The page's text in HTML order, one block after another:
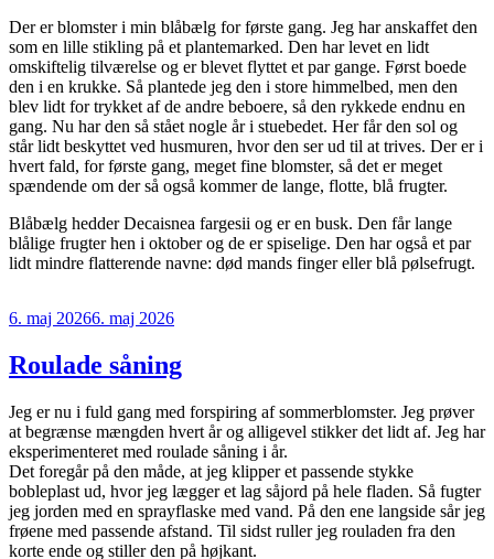
Der er blomster i min blåbælg for første gang. Jeg har anskaffet den
som en lille stikling på et plantemarked. Den har levet en lidt
omskiftelig tilværelse og er blevet flyttet et par gange. Først boede
den i en krukke. Så plantede jeg den i store himmelbed, men den
blev lidt for trykket af de andre beboere, så den rykkede endnu en
gang. Nu har den så stået nogle år i stuebedet. Her får den sol og
står lidt beskyttet ved husmuren, hvor den ser ud til at trives. Der er i
hvert fald, for første gang, meget fine blomster, så det er meget
spændende om der så også kommer de lange, flotte, blå frugter.
Blåbælg hedder Decaisnea fargesii og er en busk. Den får lange
blålige frugter hen i oktober og de er spiselige. Den har også et par
lidt mindre flatterende navne: død mands finger eller blå pølsefrugt.
Udgivet
6. maj 20266. maj 2026
Roulade såning
Jeg er nu i fuld gang med forspiring af sommerblomster. Jeg prøver
at begrænse mængden hvert år og alligevel stikker det lidt af. Jeg har
eksperimenteret med roulade såning i år.
Det foregår på den måde, at jeg klipper et passende stykke
bobleplast ud, hvor jeg lægger et lag såjord på hele fladen. Så fugter
jeg jorden med en sprayflaske med vand. På den ene langside sår jeg
frøene med passende afstand. Til sidst ruller jeg rouladen fra den
korte ende og stiller den på højkant.